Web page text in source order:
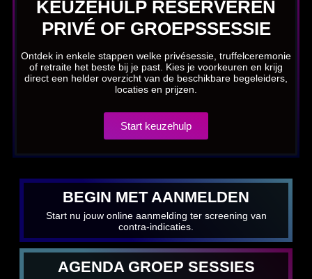
KEUZEHULP RESERVEREN
PRIVÉ OF GROEPSSESSIE
Ontdek in enkele stappen welke privésessie, truffelceremonie
of retraite het beste bij je past. Kies je voorkeuren en krijg
direct een helder overzicht van de beschikbare begeleiders,
locaties en prijzen.
Start keuzehulp
BEGIN MET AANMELDEN
Start nu jouw online aanmelding ter screening van
contra-indicaties.
AGENDA GROEP SESSIES